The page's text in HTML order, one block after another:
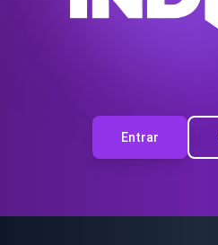
Entrar